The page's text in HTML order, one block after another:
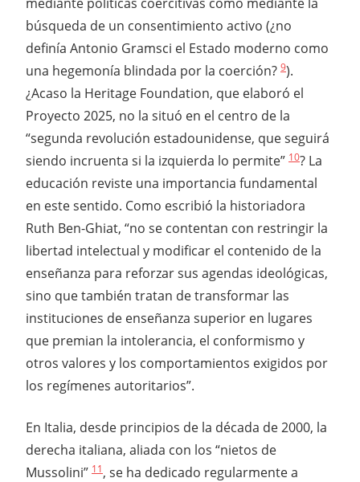
búsqueda de un consentimiento activo (¿no
definía Antonio Gramsci el Estado moderno como
una hegemonía blindada por la coerción? 9).
¿Acaso la Heritage Foundation, que elaboró el
Proyecto 2025, no la situó en el centro de la
“segunda revolución estadounidense, que seguirá
siendo incruenta si la izquierda lo permite” 10? La
educación reviste una importancia fundamental
en este sentido. Como escribió la historiadora
Ruth Ben-Ghiat, “no se contentan con restringir la
libertad intelectual y modificar el contenido de la
enseñanza para reforzar sus agendas ideológicas,
sino que también tratan de transformar las
instituciones de enseñanza superior en lugares
que premian la intolerancia, el conformismo y
otros valores y los comportamientos exigidos por
los regímenes autoritarios”.
En Italia, desde principios de la década de 2000, la
derecha italiana, aliada con los “nietos de
Mussolini” 11, se ha dedicado regularmente a